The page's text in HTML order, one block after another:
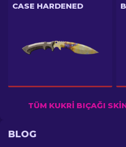
CASE HARDENED
TÜM KUKRI BIÇAĞI
BLOG